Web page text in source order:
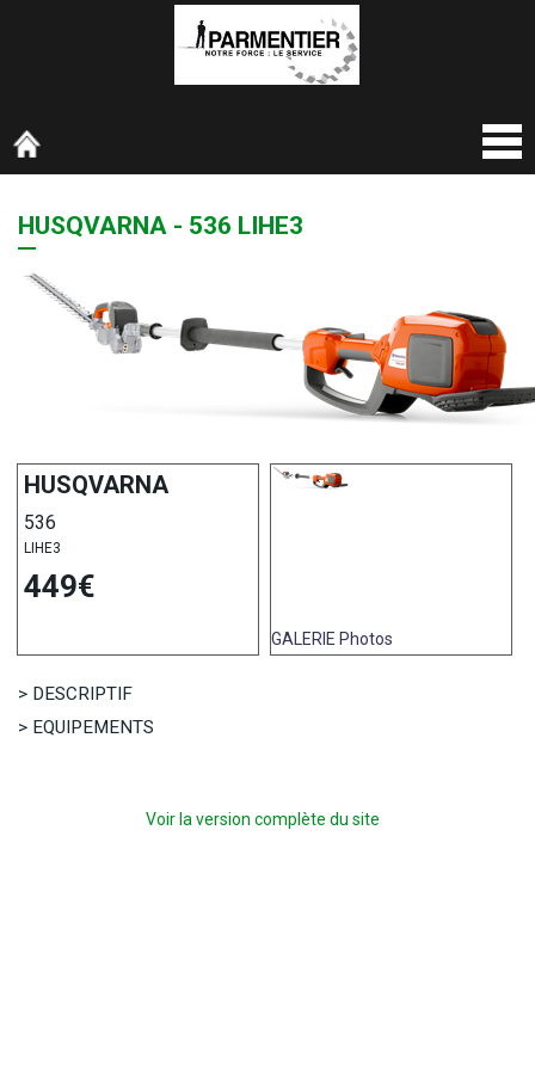
HUSQVARNA - 536 LIHE3
HUSQVARNA
536
LIHE3
449€
GALERIE Photos
> DESCRIPTIF
> EQUIPEMENTS
Voir la version complète du site